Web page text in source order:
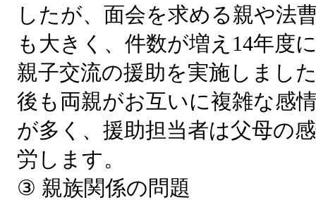
したが、面会を求める親や法
も大きく、件数が増え14年度
親子交流の援助を実施しまし
後も両親がお互いに複雑な感
が多く、援助担当者は父母の
労します。
③ 親族関係の問題